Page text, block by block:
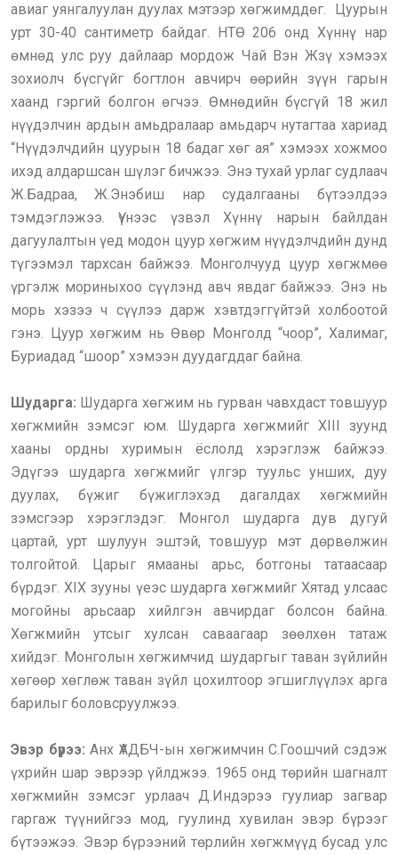
авиаг уянгалуулан дуулах мэтээр хөгжимддөг. Цуурын
урт 30-40 сантиметр байдаг. НТӨ 206 онд Хүннү нар
өмнөд улс руу дайлаар мордож Чай Вэн Жзү хэмээх
зохиолч бүсгүйг богтлон авчирч өөрийн зүүн гарын
хаанд гэргий болгон өгчээ. Өмнөдийн бүсгүй 18 жил
нүүдэлчин ардын амьдралаар амьдарч нутагтаа хариад
“Нүүдэлчдийн цуурын 18 бадаг хөг ая” хэмээх хожмоо
ихэд алдаршсан шүлэг бичжээ. Энэ тухай урлаг судлаач
Ж.Бадраа, Ж.Энэбиш нар судалгааны бүтээлдээ
тэмдэглэжээ. Үүнээс үзвэл Хүннү нарын байлдан
дагуулалтын үед модон цуур хөгжим нүүдэлчдийн дунд
түгээмэл тархсан байжээ. Монголчууд цуур хөгжмөө
үргэлж мориныхоо сүүлэнд авч явдаг байжээ. Энэ нь
морь хэзээ ч сүүлээ дарж хэвтдэггүйтэй холбоотой
гэнэ. Цуур хөгжим нь Өвөр Монголд “чоор”, Халимаг,
Буриадад “шоор” хэмээн дуудагддаг байна.
Шударга: Шударга хөгжим нь гурван чавхдаст товшуур
хөгжмийн зэмсэг юм. Шударга хөгжмийг XIII зуунд
хааны ордны хуримын ёслолд хэрэглэж байжээ.
Эдүгээ шударга хөгжмийг үлгэр туульс унших, дуу
дуулах, бүжиг бүжиглэхэд дагалдах хөгжмийн
зэмсгээр хэрэглэдэг. Монгол шударга дув дугуй
цартай, урт шулуун эштэй, товшуур мэт дөрвөлжин
толгойтой. Царыг ямааны арьс, ботгоны татаасаар
бүрдэг. XIX зууны үеэс шударга хөгжмийг Хятад улсаас
могойны арьсаар хийлгэн авчирдаг болсон байна.
Хөгжмийн утсыг хулсан саваагаар зөөлхөн татаж
хийдэг. Монголын хөгжимчид шударгыг таван зүйлийн
хөгөөр хөглөж таван зүйл цохилтоор эгшиглүүлэх арга
барилыг боловсруулжээ.
Эвэр бүрээ:Анх ҮАДБЧ-ын хөгжимчин С.Гоошчий сэдэж
үхрийн шар эврээр үйлджээ. 1965 онд төрийн шагналт
хөгжмийн зэмсэг урлаач Д.Индэрээ гуулиар загвар
гаргаж түүнийгээ мод, гуулинд хувилан эвэр бүрээг
бүтээжээ. Эвэр бүрээний төрлийн хөгжмүүд бусад улс